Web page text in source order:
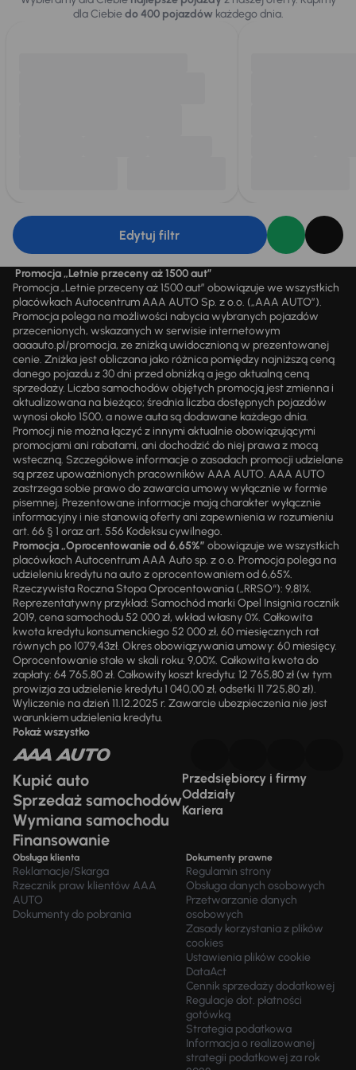
dla Ciebiedo 400 pojazdówkażdego dnia.
Edytuj filtr
Promocja „Letnie przeceny aż 1500 aut”
Promocja „Letnie przeceny aż 1500 aut” obowiązuje we wszystkich
placówkach Autocentrum AAA AUTO Sp. z o.o. („AAA AUTO”).
Promocja polega na możliwości nabycia wybranych pojazdów
przecenionych, wskazanych w serwisie internetowym
aaaauto.pl/promocja, ze zniżką uwidocznioną w prezentowanej
cenie. Zniżka jest obliczana jako różnica pomiędzy najniższą ceną
danego pojazdu z 30 dni przed obniżką a jego aktualną ceną
sprzedaży. Liczba samochodów objętych promocją jest zmienna i
aktualizowana na bieżąco; średnia liczba dostępnych pojazdów
wynosi około 1500, a nowe auta są dodawane każdego dnia.
Promocji nie można łączyć z innymi aktualnie obowiązującymi
promocjami ani rabatami, ani dochodzić do niej prawa z mocą
wsteczną. Szczegółowe informacje o zasadach promocji udzielane
są przez upoważnionych pracowników AAA AUTO. AAA AUTO
zastrzega sobie prawo do zawarcia umowy wyłącznie w formie
pisemnej. Prezentowane informacje mają charakter wyłącznie
informacyjny i nie stanowią oferty ani zapewnienia w rozumieniu
art. 66 § 1 oraz art. 556 Kodeksu cywilnego.
Promocja „Oprocentowanie od 6,65%” obowiązuje we wszystkich
placówkach Autocentrum AAA Auto sp. z o.o. Promocja polega na
udzieleniu kredytu na auto z oprocentowaniem od 6,65%.
Rzeczywista Roczna Stopa Oprocentowania („RRSO“): 9,81%.
Reprezentatywny przykład: Samochód marki Opel Insignia rocznik
2019, cena samochodu 52 000 zł, wkład własny 0%. Całkowita
kwota kredytu konsumenckiego 52 000 zł, 60 miesięcznych rat
równych po 1079,43zł. Okres obowiązywania umowy: 60 miesięcy.
Oprocentowanie stałe w skali roku: 9,00%. Całkowita kwota do
zapłaty: 64 765,80 zł. Całkowity koszt kredytu: 12 765,80 zł (w tym
prowizja za udzielenie kredytu 1 040,00 zł, odsetki 11 725,80 zł).
Wyliczenie na dzień 11.12.2025 r. Zawarcie ubezpieczenia nie jest
warunkiem udzielenia kredytu.
Pokaż wszystko
Kupić auto
Sprzedaż samochodów
Wymiana samochodu
Finansowanie
Przedsiębiorcy i firmy
Oddziały
Kariera
Obsługa klienta
Reklamacje/Skarga
Rzecznik praw klientów AAA
AUTO
Dokumenty do pobrania
Dokumenty prawne
Regulamin strony
Obsługa danych osobowych
Przetwarzanie danych
osobowych
Zasady korzystania z plików
cookies
Ustawienia plików cookie
DataAct
Cennik sprzedaży dodatkowej
Regulacje dot. płatności
gotówką
Strategia podatkowa
Informacja o realizowanej
strategii podatkowej za rok